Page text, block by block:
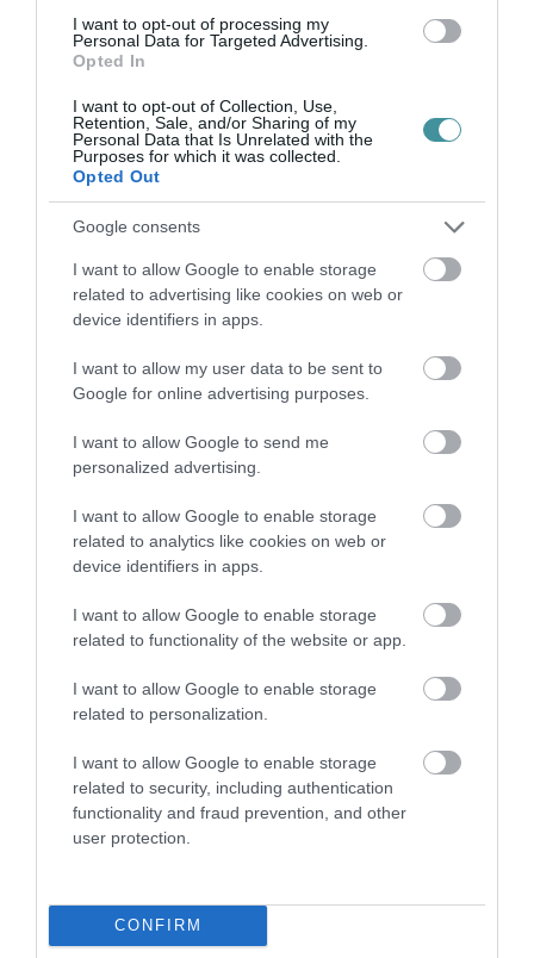
I want to opt-out of processing my
Personal Data for Targeted Advertising.
Opted In
I want to opt-out of Collection, Use,
Retention, Sale, and/or Sharing of my
Personal Data that Is Unrelated with the
Purposes for which it was collected.
Opted Out
Google consents
I want to allow Google to enable storage
related to advertising like cookies on web or
device identifiers in apps.
I want to allow my user data to be sent to
Google for online advertising purposes.
I want to allow Google to send me
personalized advertising.
I want to allow Google to enable storage
related to analytics like cookies on web or
device identifiers in apps.
I want to allow Google to enable storage
related to functionality of the website or app.
I want to allow Google to enable storage
related to personalization.
I want to allow Google to enable storage
related to security, including authentication
functionality and fraud prevention, and other
user protection.
CONFIRM
TANULJ NÉMETÜL OTTHONRÓL: A
DIGITÁLIS TANULÁS ELŐNYEI
ÚJRAINDULNAK A KORÁBBAN
2026. augusztus 07|Eger ügye
TÍZ ÉVE NEM VOLT ILYEN ALACSONY AZ
INFLÁCIÓ MAGYARORSZÁGON
2026. augusztus 07|Mindenki ügye
MINDHÁROM ÜTEMBEN DOLGOZNAK A 25-
ÖS FŐÚTON EGERBEN
ÉS VÉDETT HALAKAT MENTETT...
2026. augusztus 07